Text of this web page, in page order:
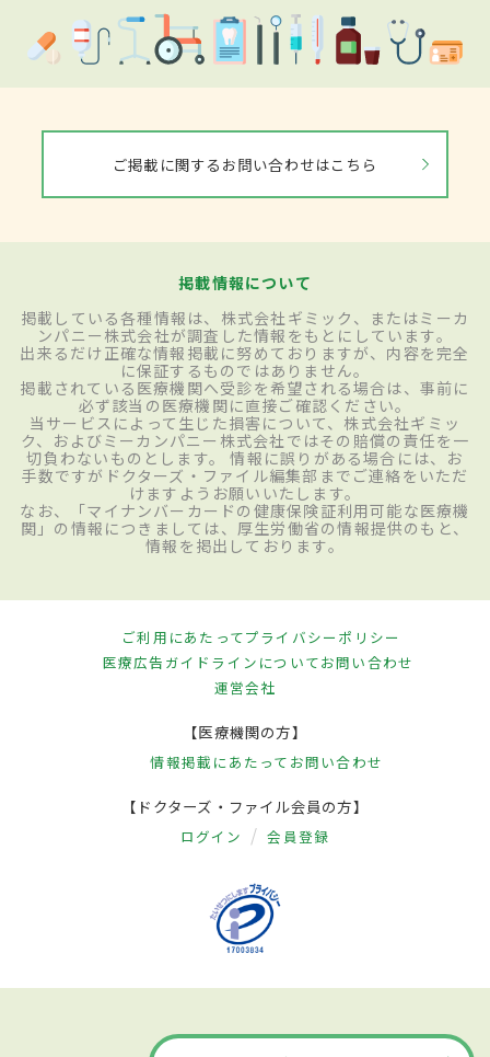
ご掲載に関するお問い合わせはこちら
掲載情報について
掲載している各種情報は、株式会社ギミック、またはミーカ
ンパニー株式会社が調査した情報をもとにしています。
出来るだけ正確な情報掲載に努めておりますが、内容を完全
に保証するものではありません。
掲載されている医療機関へ受診を希望される場合は、事前に
必ず該当の医療機関に直接ご確認ください。
当サービスによって生じた損害について、株式会社ギミッ
ク、およびミーカンパニー株式会社ではその賠償の責任を一
切負わないものとします。 情報に誤りがある場合には、お
手数ですがドクターズ・ファイル編集部までご連絡をいただ
けますようお願いいたします。
なお、「マイナンバーカードの健康保険証利用可能な医療機
関」の情報につきましては、厚生労働省の情報提供のもと、
情報を掲出しております。
ご利用にあたってプライバシーポリシー
医療広告ガイドラインについてお問い合わせ
運営会社
【医療機関の方】
情報掲載にあたって お問い合わせ
【ドクターズ・ファイル会員の方】
ログイン 会員登録